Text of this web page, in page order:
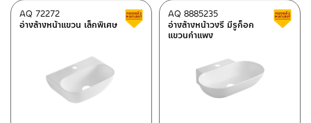
อ่างล้างหน้าแขวน เล็กพิเศษ
AQ 72272 สินค้าลดราคา เคลียร์สต็อก
อ่างล้างหน้าวงรี มีรูก็อก
แขวนกำแพง
AQ 8885235